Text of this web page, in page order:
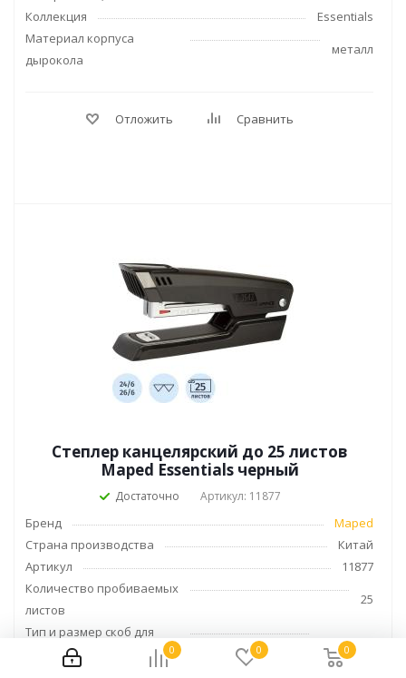
0 0 0
Коллекция
Essentials
Материал корпуса
дырокола
металл
Отложить Сравнить
Степлер канцелярский до 25 листов
Maped Essentials черный
Достаточно Артикул: 11877
Бренд
Maped
Страна производства
Китай
Артикул
11877
Количество пробиваемых
листов
25
Тип и размер скоб для
степлера
24/6, 26/6